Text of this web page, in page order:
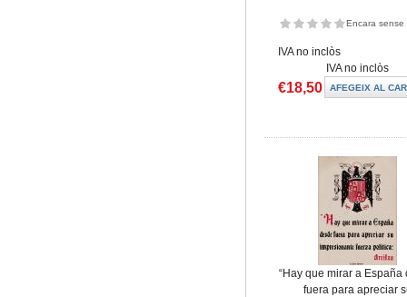
Encara sense
IVA no inclòs
IVA no inclòs
€18,50
“Hay que mirar a España
fuera para apreciar